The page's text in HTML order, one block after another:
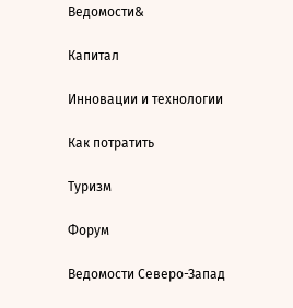
Ведомости&
Капитал
Инновации и технологии
Как потратить
Туризм
Форум
Ведомости Северо-Запад